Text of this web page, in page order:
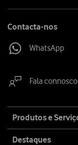
Contacta-nos
WhatsApp
Fala connosco
map
Produtos e
Destaques